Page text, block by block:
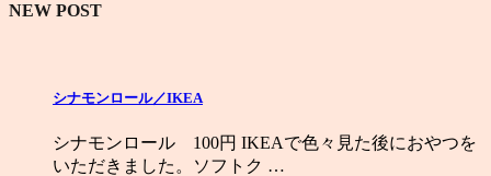
NEW POST
シナモンロール／IKEA
シナモンロール 100円 IKEAで色々見た後におやつを
いただきました。ソフトク …